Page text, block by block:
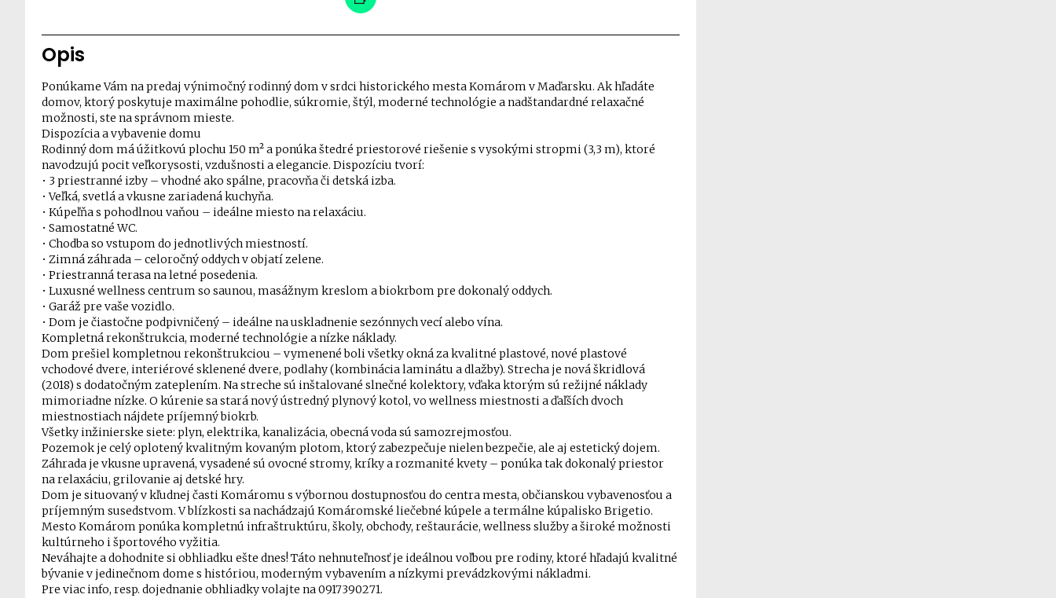
Opis
Ponúkame Vám na predaj výnimočný rodinný dom v srdci historického mesta Komárom v Maďarsku. Ak hľadáte
domov, ktorý poskytuje maximálne pohodlie, súkromie, štýl, moderné technológie a nadštandardné relaxačné
možnosti, ste na správnom mieste.
Dispozícia a vybavenie domu
Rodinný dom má úžitkovú plochu 150 m² a ponúka štedré priestorové riešenie s vysokými stropmi (3,3 m), ktoré
navodzujú pocit veľkorysosti, vzdušnosti a elegancie. Dispozíciu tvorí:
• 3 priestranné izby – vhodné ako spálne, pracovňa či detská izba.
• Veľká, svetlá a vkusne zariadená kuchyňa.
• Kúpeľňa s pohodlnou vaňou – ideálne miesto na relaxáciu.
• Samostatné WC.
• Chodba so vstupom do jednotlivých miestností.
• Zimná záhrada – celoročný oddych v objatí zelene.
• Priestranná terasa na letné posedenia.
• Luxusné wellness centrum so saunou, masážnym kreslom a biokrbom pre dokonalý oddych.
• Garáž pre vaše vozidlo.
• Dom je čiastočne podpivničený – ideálne na uskladnenie sezónnych vecí alebo vína.
Kompletná rekonštrukcia, moderné technológie a nízke náklady.
Dom prešiel kompletnou rekonštrukciou – vymenené boli všetky okná za kvalitné plastové, nové plastové
vchodové dvere, interiérové sklenené dvere, podlahy (kombinácia laminátu a dlažby). Strecha je nová škridlová
(2018) s dodatočným zateplením. Na streche sú inštalované slnečné kolektory, vďaka ktorým sú režijné náklady
mimoriadne nízke. O kúrenie sa stará nový ústredný plynový kotol, vo wellness miestnosti a ďaľších dvoch
miestnostiach nájdete príjemný biokrb.
Všetky inžinierske siete: plyn, elektrika, kanalizácia, obecná voda sú samozrejmosťou.
Pozemok je celý oplotený kvalitným kovaným plotom, ktorý zabezpečuje nielen bezpečie, ale aj estetický dojem.
Záhrada je vkusne upravená, vysadené sú ovocné stromy, kríky a rozmanité kvety – ponúka tak dokonalý priestor
na relaxáciu, grilovanie aj detské hry.
Dom je situovaný v kľudnej časti Komáromu s výbornou dostupnosťou do centra mesta, občianskou vybavenosťou a
príjemným susedstvom. V blízkosti sa nachádzajú Komáromské liečebné kúpele a termálne kúpalisko Brigetio.
Mesto Komárom ponúka kompletnú infraštruktúru, školy, obchody, reštaurácie, wellness služby a široké možnosti
kultúrneho i športového vyžitia.
Neváhajte a dohodnite si obhliadku ešte dnes! Táto nehnuteľnosť je ideálnou voľbou pre rodiny, ktoré hľadajú kvalitné
bývanie v jedinečnom dome s históriou, moderným vybavením a nízkymi prevádzkovými nákladmi.
Pre viac info, resp. dojednanie obhliadky volajte na 0917390271.